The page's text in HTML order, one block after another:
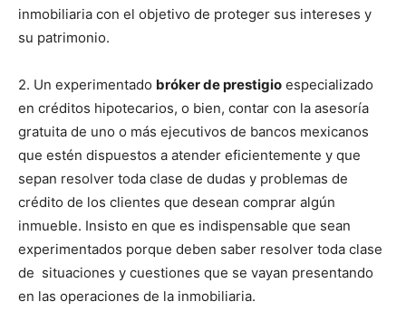
inmobiliaria con el objetivo de proteger sus intereses y
su patrimonio.
2. Un experimentado bróker de prestigio especializado
en créditos hipotecarios, o bien, contar con la asesoría
gratuita de uno o más ejecutivos de bancos mexicanos
que estén dispuestos a atender eficientemente y que
sepan resolver toda clase de dudas y problemas de
crédito de los clientes que desean comprar algún
inmueble. Insisto en que es indispensable que sean
experimentados porque deben saber resolver toda clase
de situaciones y cuestiones que se vayan presentando
en las operaciones de la inmobiliaria.